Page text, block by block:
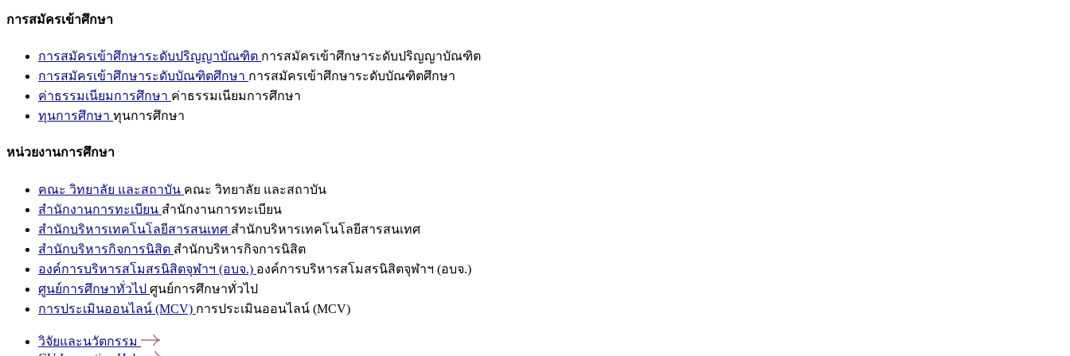
การสมัครเข้าศึกษา
การสมัครเข้าศึกษาระดับปริญญาบัณฑิต การสมัครเข้าศึกษาระดับปริญญาบัณฑิต
การสมัครเข้าศึกษาระดับบัณฑิตศึกษา การสมัครเข้าศึกษาระดับบัณฑิตศึกษา
ค่าธรรมเนียมการศึกษา ค่าธรรมเนียมการศึกษา
ทุนการศึกษา ทุนการศึกษา
หน่วยงานการศึกษา
คณะ วิทยาลัย และสถาบัน คณะ วิทยาลัย และสถาบัน
สำนักงานการทะเบียน สำนักงานการทะเบียน
สำนักบริหารเทคโนโลยีสารสนเทศ สำนักบริหารเทคโนโลยีสารสนเทศ
สำนักบริหารกิจการนิสิต สำนักบริหารกิจการนิสิต
องค์การบริหารสโมสรนิสิตจุฬาฯ (อบจ.) องค์การบริหารสโมสรนิสิตจุฬาฯ (อบจ.)
ศูนย์การศึกษาทั่วไป ศูนย์การศึกษาทั่วไป
การประเมินออนไลน์ (MCV) การประเมินออนไลน์ (MCV)
วิจัยและนวัตกรรม